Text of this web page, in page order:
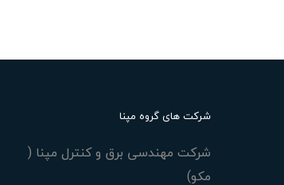
شرکت های گروه مپنا
شرکت مهندسی برق و کنترل مپنا (
مکو)